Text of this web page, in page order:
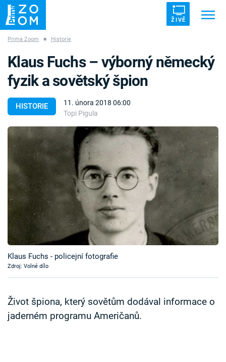
ŽIVĚ
ZÁHADY VETŘELCI DÁVNOVĚKU
Témata
Témata
Pořady
TV Program
Časopis
Sledujte prima+
Prima Zoom ■ Historie
HISTORIE
11. února 2018 06:00
Topi Pigula
Klaus Fuchs – výborný německý
fyzik a sovětský špion
Klaus Fuchs - policejní fotografie
Zdroj: Volné dílo
Život špiona, který sovětům dodával informace o
jaderném programu Američanů.